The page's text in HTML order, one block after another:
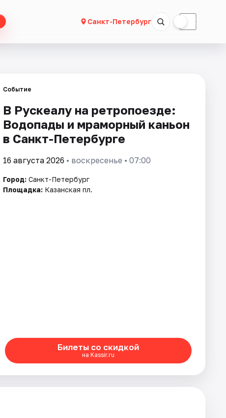
Санкт-Петербург ☾
Событие
В Рускеалу на ретропоезде:
Водопады и мраморный каньон
в Санкт-Петербурге
16 августа 2026 • воскресенье • 07:00
Город: Санкт-Петербург
Площадка: Казанская пл.
Билеты со скидкой
на Kassir.ru